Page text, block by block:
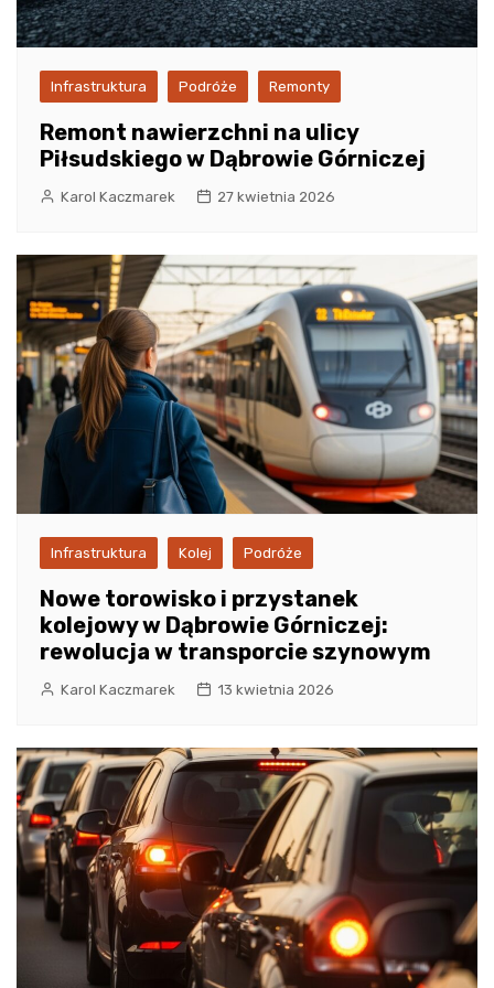
Infrastruktura Podróże Remonty
Remont nawierzchni na ulicy
Piłsudskiego w Dąbrowie Górniczej
Karol Kaczmarek 27 kwietnia 2026
Infrastruktura Kolej Podróże
Nowe torowisko i przystanek
kolejowy w Dąbrowie Górniczej:
rewolucja w transporcie szynowym
Karol Kaczmarek 13 kwietnia 2026